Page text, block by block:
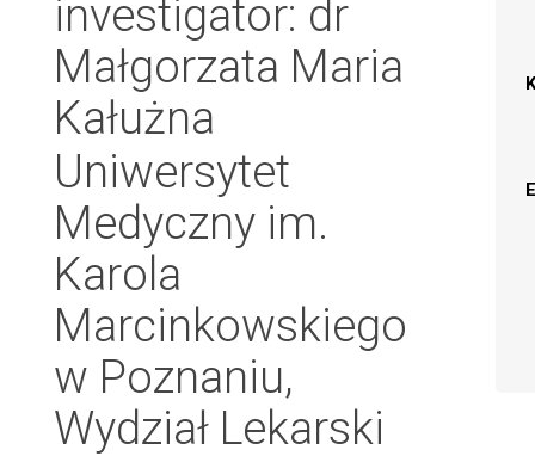
investigator: dr
Małgorzata Maria
Kałużna
Uniwersytet
Medyczny im.
Karola
Marcinkowskiego
w Poznaniu,
Wydział Lekarski